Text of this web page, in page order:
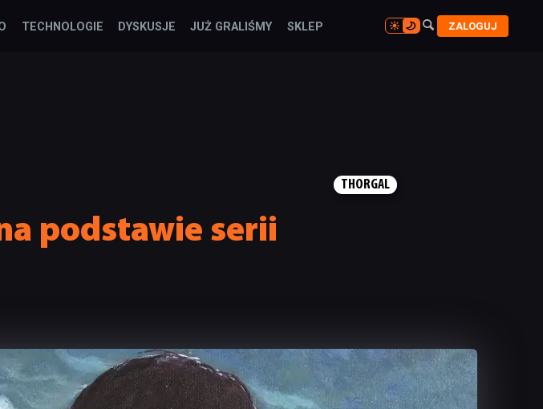
TECHNOLOGIE DYSKUSJE JUŻ GRALIŚMY SKLEP 
 ZALOGUJ
THORGAL
podstawie serii